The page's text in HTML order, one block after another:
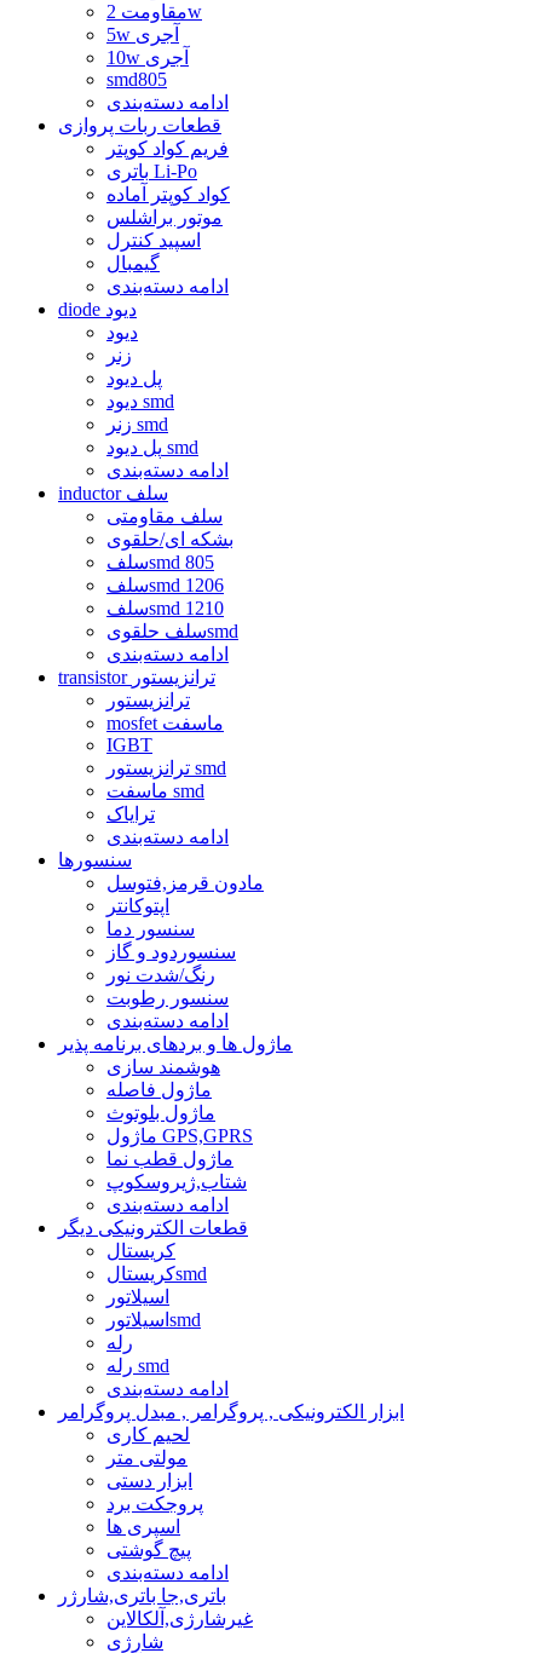
مقاومت 2w
5w آجری
10w آجری
smd805
ادامه دسته‌بندی
قطعات ربات پروازی
فریم کواد کوپتر
باتری Li-Po
کواد کوپتر آماده
موتور براشلس
اسپید کنترل
گیمبال
ادامه دسته‌بندی
diode دیود
دیود
زنر
پل دیود
دیود smd
زنر smd
پل دیود smd
ادامه دسته‌بندی
inductor سلف
سلف مقاومتی
بشکه ای/حلقوی
سلفsmd 805
سلفsmd 1206
سلفsmd 1210
سلف حلقویsmd
ادامه دسته‌بندی
transistor ترانزیستور
ترانزیستور
mosfet ماسفت
IGBT
ترانزیستور smd
ماسفت smd
ترایاک
ادامه دسته‌بندی
سنسورها
مادون قرمز,فتوسل
اپتوکانتر
سنسور دما
سنسوردود و گاز
رنگ/شدت نور
سنسور رطوبت
ادامه دسته‌بندی
ماژول ها و بردهای برنامه پذیر
هوشمند سازی
ماژول فاصله
ماژول بلوتوث
ماژول GPS,GPRS
ماژول قطب نما
شتاب,ژیروسکوپ
ادامه دسته‌بندی
قطعات الکترونیکی دیگر
کریستال
کریستالsmd
اسیلاتور
اسیلاتورsmd
رله
رله smd
ادامه دسته‌بندی
ابزار الکترونیکی , پروگرامر , مبدل پروگرامر
لحیم کاری
مولتی متر
ابزار دستی
پروجکت برد
اسپری ها
پیچ گوشتی
ادامه دسته‌بندی
باتری,جا باتری,شارژر
غیرشارژی,آلکالاین
شارژی